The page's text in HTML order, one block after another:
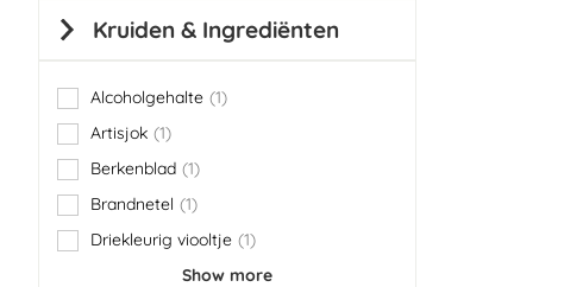
Kruiden & Ingrediënten
Alcoholgehalte 1
item
Artisjok 1
item
Berkenblad 1
item
Brandnetel
1
item
Driekleurig viooltje 1
item
Show more